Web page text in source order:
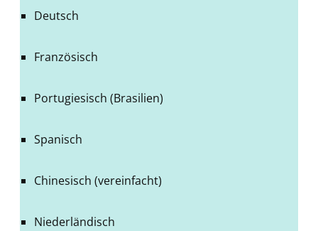
Deutsch
Französisch
Portugiesisch (Brasilien)
Spanisch
Chinesisch (vereinfacht)
Niederländisch